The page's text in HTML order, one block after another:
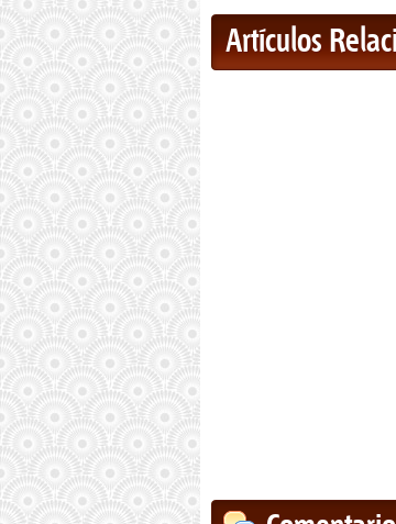
Artículos